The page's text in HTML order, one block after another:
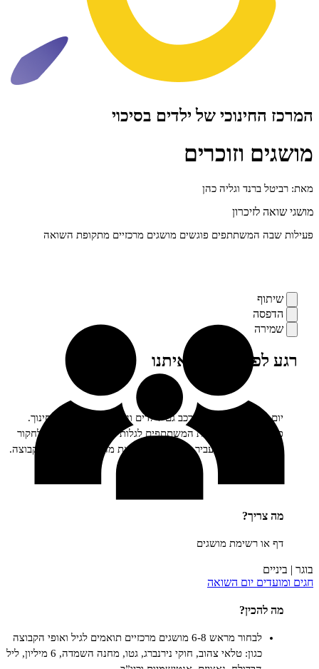
של ילדים בסיכוי
וזוכרים
וגליה כהן
המשתתפים פוגשים מושגים מרכזיים מתקופת השואה
יום השואה
מילה מאיתנו
הוא יום מורכב גם לילדים ונוער וגם לנו כאנשי חינוך.
זו מעודדת את המשתתפים לגלות התעניינות בנושא, לחקור
עצמאי ולהעביר בצורה מעניינת את מה שגילו, לחברי הקבוצה.
רשימת מושגים
לבחור מראש 6-8 מושגים מרכזיים תואמים לגיל ואופי הקבוצה
כגון: טלאי צהוב, חוקי נירנברג, גטו, מחנה השמדה, 6 מיליון, ליל